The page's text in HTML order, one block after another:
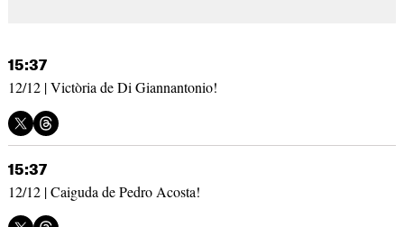
15:37
12/12 | Victòria de Di Giannantonio!
15:37
12/12 | Caiguda de Pedro Acosta!